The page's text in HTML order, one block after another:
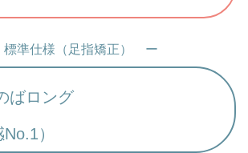
準仕様（足指矯正） ー
ばロング
）